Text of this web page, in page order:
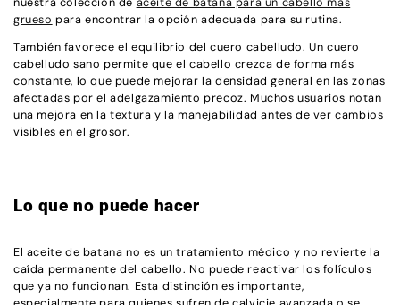
grueso para encontrar la opción adecuada para su rutina.
También favorece el equilibrio del cuero cabelludo. Un cuero
cabelludo sano permite que el cabello crezca de forma más
constante, lo que puede mejorar la densidad general en las zonas
afectadas por el adelgazamiento precoz. Muchos usuarios notan
una mejora en la textura y la manejabilidad antes de ver cambios
visibles en el grosor.
Lo que no puede hacer
El aceite de batana no es un tratamiento médico y no revierte la
caída permanente del cabello. No puede reactivar los folículos
que ya no funcionan. Esta distinción es importante,